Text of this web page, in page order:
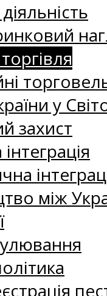
у
захист
між